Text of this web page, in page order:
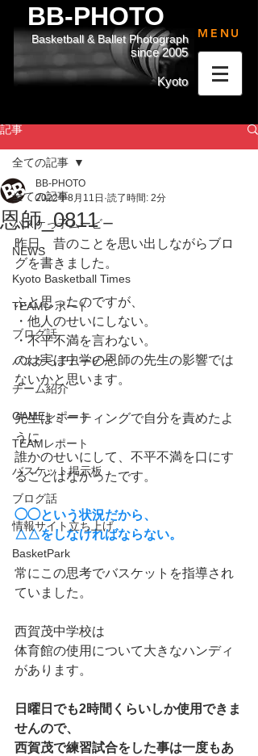
BB-PHOTO
since 2005
Basketball & Ballet Photograph
Kyoto
MENU
記事
全ての記事
バスケっ子ムービー
NEWS
Kyoto Basketball Times
TEAMレポート
ブログ話
バスケっ子ムービー
チーム紹介
GAMEレポート
TEAMレポート
バスケット掲示板
ブログ話
情報サイト立ち上げ
BasketPark
全ての記事
恩師_0811
BB-PHOTO
2022年8月11日 読了時間: 2分
昨日、昔のことを思い出しながらブロ
グを書きました。
ふと思ったのですが、
・他人のせいにしない。
・不平不満を言わない。
のは実は中学の恩師の先生の影響では
ないかと思います。
先生はミーティングで自分を責めたよ
うに
誰かのせいにして、不平不満を口にす
ることはなかったです。
◯◯という状況だから、
△△をしなければならない。
常にこの思考でバスケットを指導され
ていました。
西賀茂中学校は
体育館の使用について大きなハンディ
があります。
日曜日でも2時間くらいしか使用できま
せんので、
西賀茂で練習試合をした事は一度もあ